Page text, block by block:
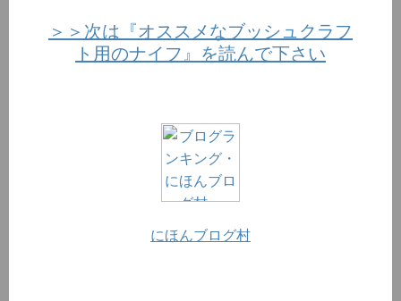
＞＞次は『オススメなブッシュクラフ
ト用のナイフ』を読んで下さい
にほんブログ村